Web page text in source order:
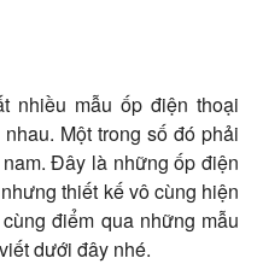
nhiều mẫu ốp điện thoại
Một trong số đó phải
Đây là những ốp điện
thiết kế vô cùng hiện
điểm qua những mẫu
dưới đây nhé.